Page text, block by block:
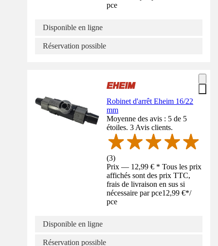
pce
Disponible en ligne
Réservation possible
Robinet d'arrêt Eheim 16/22
mm
Moyenne des avis : 5 de 5
étoiles. 3 Avis clients.
(3)
Prix — 12,99 € * Tous les prix
affichés sont des prix TTC,
frais de livraison en sus si
nécessaire par pce12,99 €*/
pce
Disponible en ligne
Réservation possible